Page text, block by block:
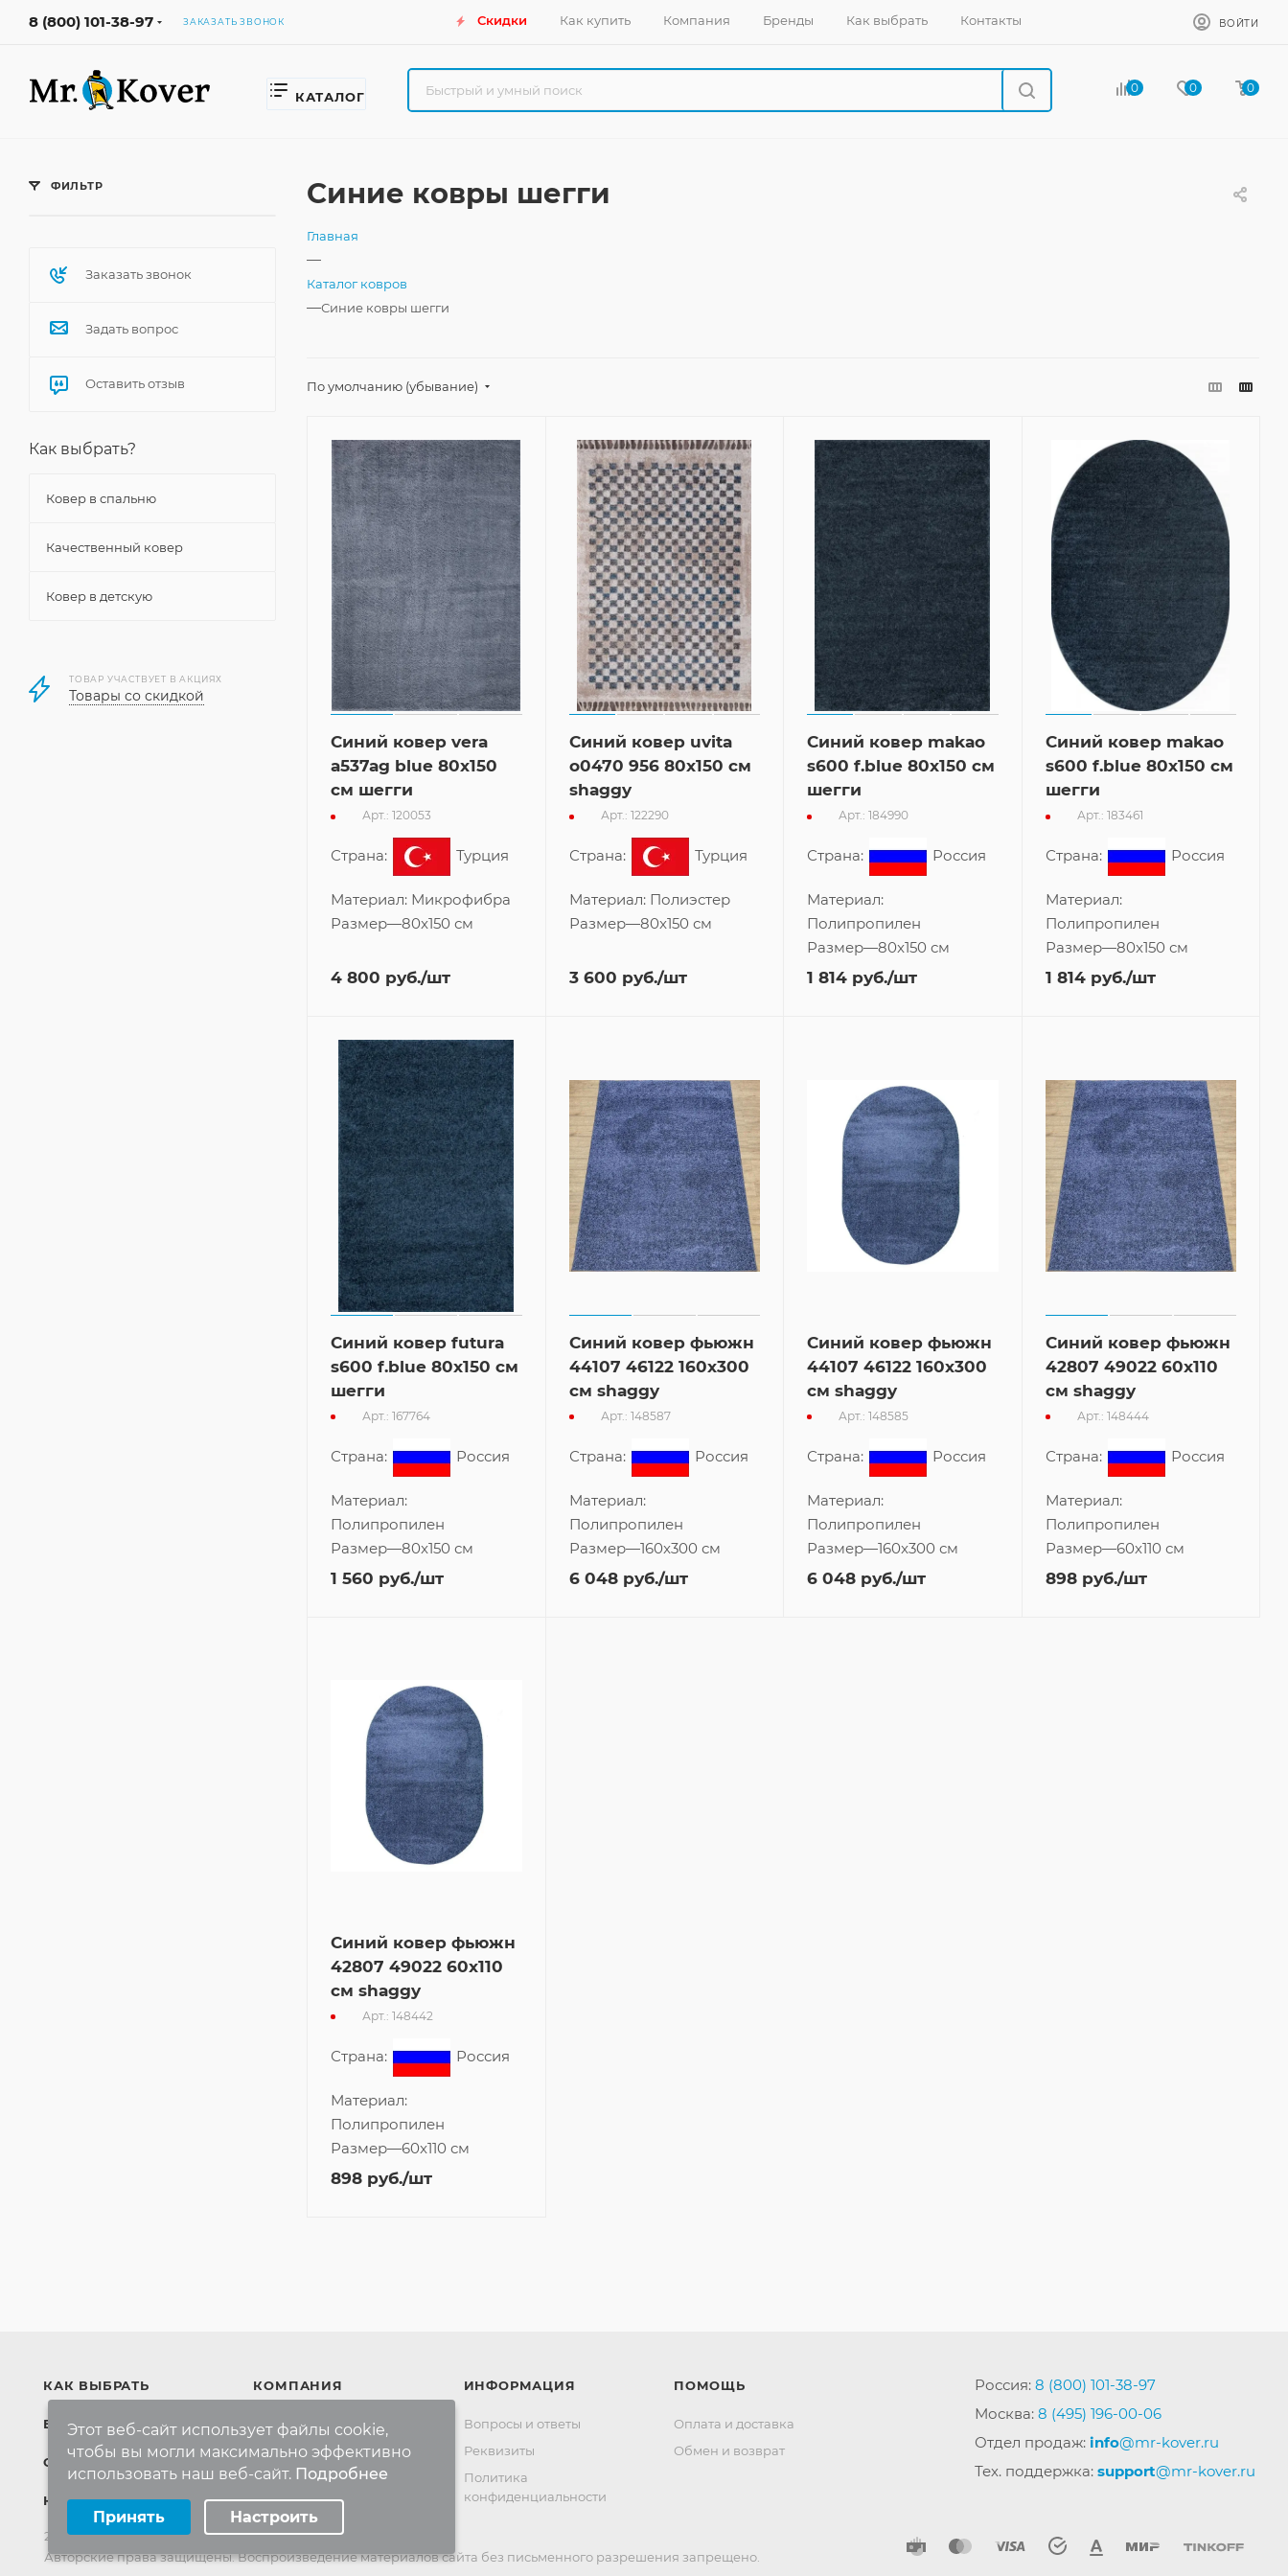
8 (800) 101-38-97 ЗАКАЗАТЬ ЗВОНОК Скидки Как купить Компания Бренды Как выбрать Контакты ВОЙТИ
КАТАЛОГ
0 0 0
Синие ковры шегги
Главная
—
Каталог ковров
—Синие ковры шегги
По умолчанию (убывание)
Синий ковер vera
a537ag blue 80x150
см шегги
Арт.: 120053
Страна: Турция
Материал: Микрофибра
Размер—80x150 см
4 800 руб./шт
Синий ковер uvita
o0470 956 80x150 см
shaggy
Арт.: 122290
Страна: Турция
Материал: Полиэстер
Размер—80x150 см
3 600 руб./шт
Синий ковер makao
s600 f.blue 80x150 см
шегги
Арт.: 184990
Страна: Россия
Материал:
Полипропилен
Размер—80x150 см
1 814 руб./шт
Синий ковер makao
s600 f.blue 80x150 см
шегги
Арт.: 183461
Страна: Россия
Материал:
Полипропилен
Размер—80x150 см
1 814руб./шт
Синий ковер futura
s600 f.blue 80x150 см
шегги
Арт.: 167764
Страна: Россия
Материал:
Полипропилен
Размер—80x150 см
1 560 руб./шт
Синий ковер фьюжн
44107 46122 160x300
см shaggy
Арт.: 148587
Страна: Россия
Материал:
Полипропилен
Размер—160x300 см
6 048руб./шт
Синий ковер фьюжн
44107 46122 160x300
см shaggy
Арт.: 148585
Страна: Россия
Материал:
Полипропилен
Размер—160x300 см
6 048 руб./шт
Синий ковер фьюжн
42807 49022 60x110
см shaggy
Арт.: 148444
Страна: Россия
Материал:
Полипропилен
Размер—60x110 см
898руб./шт
Синий ковер фьюжн
42807 49022 60x110
см shaggy
Арт.: 148442
Страна: Россия
Материал:
Полипропилен
Размер—60x110 см
898 руб./шт
ФИЛЬТР
Заказать звонок
Задать вопрос
Оставить отзыв
Как выбрать?
Ковер в спальню
Качественный ковер
Ковер в детскую
ТОВАР УЧАСТВУЕТ В АКЦИЯХ
Товары со скидкой
КАК ВЫБРАТЬ
БРЕНДЫ
СКИДКИ
КАРТА САЙТА
КОМПАНИЯ
Компания
Контакты
ИНФОРМАЦИЯ
Вопросы и ответы
Реквизиты
Политика
конфиденциальности
ПОМОЩЬ
Оплата и доставка
Обмен и возврат
Россия: 8 (800) 101-38-97
Москва: 8 (495) 196-00-06
Отдел продаж: info@mr-kover.ru
Тех. поддержка: support@mr-kover.ru
2022-2026 © Интернет магазинMR-KOVER.RU
Авторские права защищены. Воспроизведение материалов сайта без письменного разрешения запрещено.
Этот веб-сайт использует файлы cookie,
чтобы вы могли максимально эффективно
использовать наш веб-сайт. Подробнее
Минимальные Аналитические/Функциональные
Принять Настроить